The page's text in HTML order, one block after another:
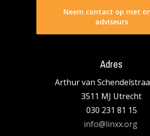
Neem contact op met
adviseurs
Adres
Arthur van
3511 MJ Utrecht
030 231 81 15
info@linxx.org